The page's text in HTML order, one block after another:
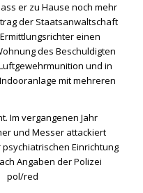
er zu Hause noch mehr
der Staatsanwaltschaft
einen
des Beschuldigten
und in
mit mehreren
Im vergangenen Jahr
und Messer attackiert
Einrichtung
Angaben der Polizei
pol/red